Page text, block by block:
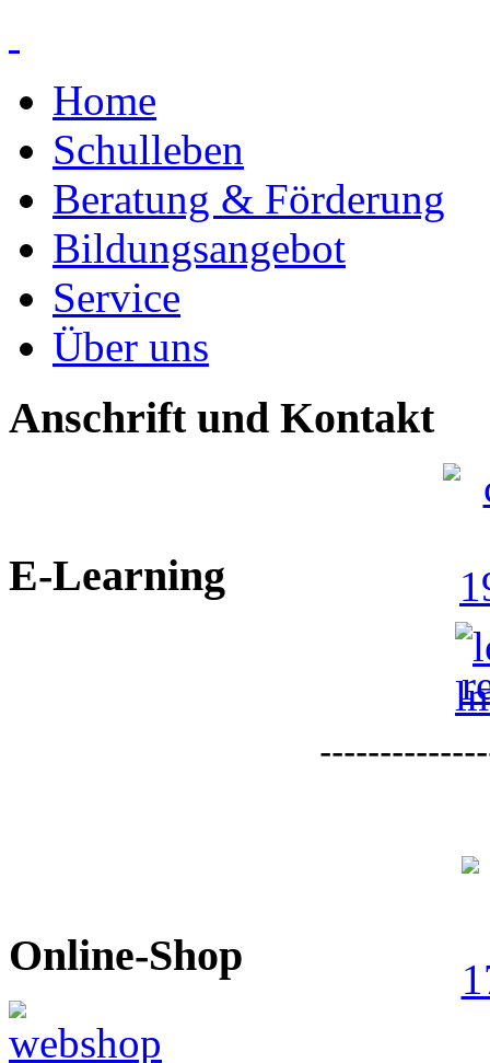
Home
Schulleben
Beratung & Förderung
Bildungsangebot
Service
Über uns
Anschrift und Kontakt
E-Learning
Online-Shop